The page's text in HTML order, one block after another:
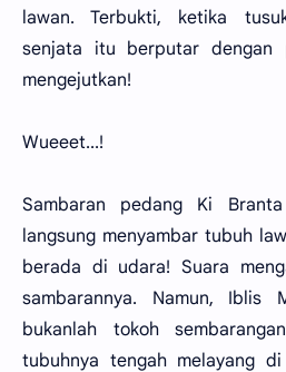
lawan. Terbukti, ketika
senjata itu berputar dengan
mengejutkan!
Wueeet...!
Sambaran pedang Ki
langsung menyambar tubuh
berada di udara! Suara
sambarannya. Namun, Iblis
bukanlah tokoh
tubuhnya tengah melayang